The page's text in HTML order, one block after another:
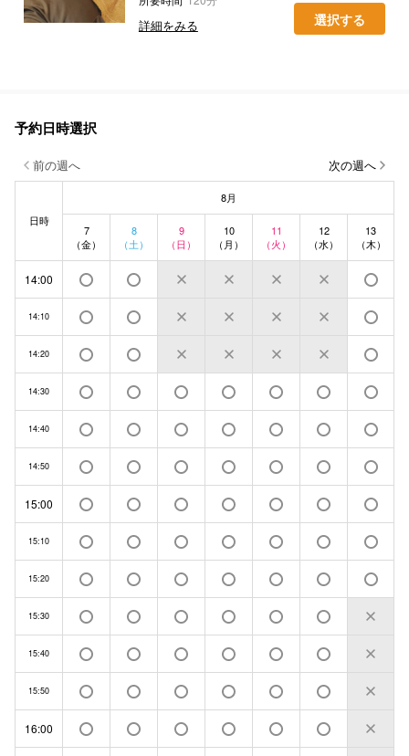
詳細をみる 選択する
予約日時選択
前の週へ 次の週へ
日時
8月
7
（金）
8
（土）
9
（日）
10
（月）
11
（火）
12
（水）
13
（木）
14:00
14:10
14:20
14:30
14:40
14:50
15:00
15:10
15:20
15:30
15:40
15:50
16:00